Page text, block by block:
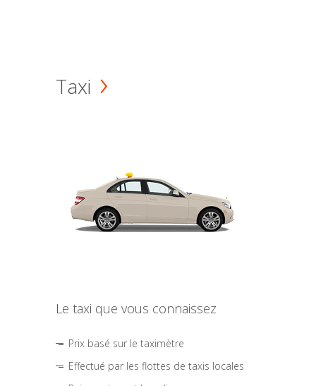
Taxi
Le taxi que vous connaissez
Prix basé sur le taximètre
Effectué par les flottes de taxis locales